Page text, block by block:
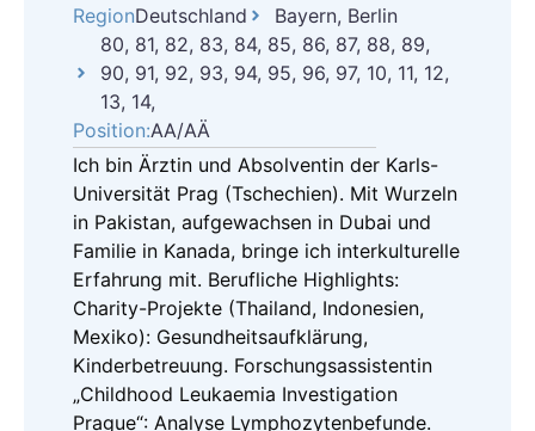
RegionDeutschland
Bayern, Berlin
80, 81, 82, 83, 84, 85, 86, 87, 88, 89,
90, 91, 92, 93, 94, 95, 96, 97, 10, 11, 12,
13, 14,
Position:AA/AÄ
Ich bin Ärztin und Absolventin der Karls-
Universität Prag (Tschechien). Mit Wurzeln
in Pakistan, aufgewachsen in Dubai und
Familie in Kanada, bringe ich interkulturelle
Erfahrung mit. Berufliche Highlights:
Charity-Projekte (Thailand, Indonesien,
Mexiko): Gesundheitsaufklärung,
Kinderbetreuung. Forschungsassistentin
„Childhood Leukaemia Investigation
Prague“: Analyse Lymphozytenbefunde.